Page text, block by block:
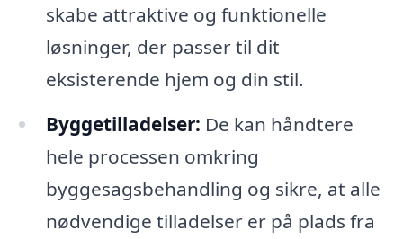
skabe attraktive og funktionelle
løsninger, der passer til dit
eksisterende hjem og din stil.
Byggetilladelser: De kan håndtere
hele processen omkring
byggesagsbehandling og sikre, at alle
nødvendige tilladelser er på plads fra